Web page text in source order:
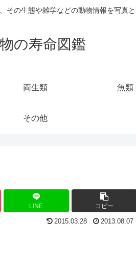
の生態や雑学などの動物情報を写真と
の寿命図鑑
両生類 魚類
その他
LINE コピー
2015.03.28 2013.08.07